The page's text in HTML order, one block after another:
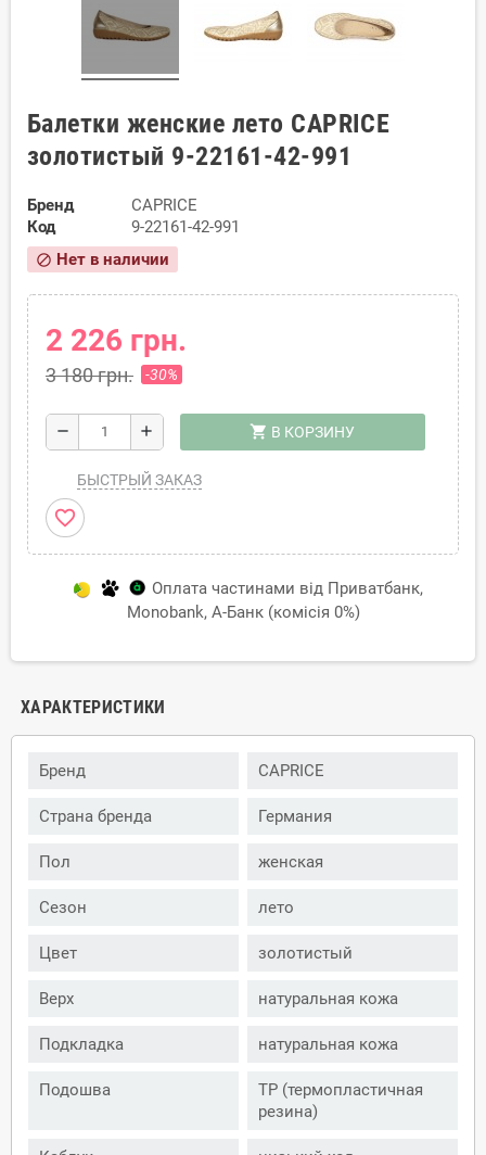
Балетки женские лето CAPRICE
золотистый 9-22161-42-991
Бренд
CAPRICE
Код
9-22161-42-991
block Нет в наличии
2 226 грн.
3 180 грн. -30%
remove add shopping_cart В КОРЗИНУ
БЫСТРЫЙ ЗАКАЗ
favorite_border
Оплата частинами від Приватбанк,
Monobank, А-Банк (комісія 0%)
ХАРАКТЕРИСТИКИ
Бренд CAPRICE
Страна бренда Германия
Пол женская
Сезон лето
Цвет золотистый
Верх натуральная кожа
Подкладка натуральная кожа
Подошва
ТР (термопластичная
резина)